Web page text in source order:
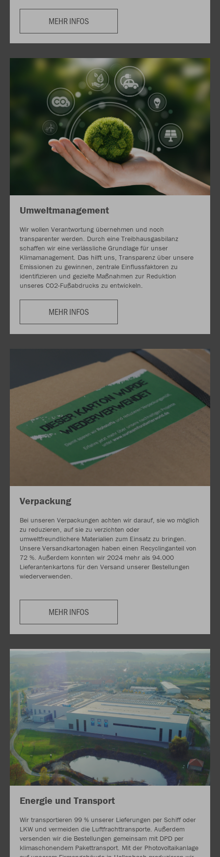
MEHR INFOS
Umweltmanagement
Wir wollen Verantwortung übernehmen und noch
transparenter werden. Durch eine Treibhausgasbilanz
schaffen wir eine verlässliche Grundlage für unser
Klimamanagement. Das hilft uns, Transparenz über unsere
Emissionen zu gewinnen, zentrale Einflussfaktoren zu
identifizieren und gezielte Maßnahmen zur Reduktion
unseres CO2-Fußabdrucks zu entwickeln.
MEHR INFOS
Verpackung
Bei unseren Verpackungen achten wir darauf, sie wo möglich
zu reduzieren, auf sie zu verzichten oder
umweltfreundlichere Materialien zum Einsatz zu bringen.
Unsere Versandkartonagen haben einen Recyclinganteil von
72 %. Außerdem konnten wir 2024 mehr als 94.000
Lieferantenkartons für den Versand unserer Bestellungen
wiederverwenden.
MEHR INFOS
Energie und Transport
Wir transportieren 99 % unserer Lieferungen per Schiff oder
LKW und vermeiden die Luftfrachttransporte. Außerdem
versenden wir die Bestellungen gemeinsam mit DPD per
klimaschonendem Pakettransport. Mit der Photovoltaikanlage